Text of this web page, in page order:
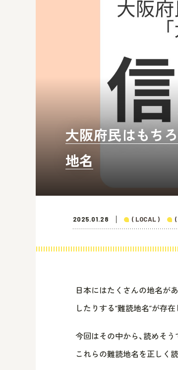
大阪府民はもち
地名
2025.01.28 ( LOCAL )
日本にはたくさんの地名が
したりする“難読地名”が存在
今回はその中から、読めそ
これらの難読地名を正しく